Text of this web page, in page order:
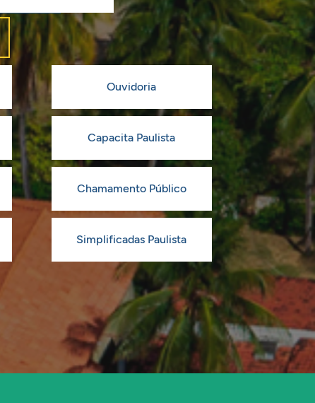
Ouvidoria
Capacita Paulista
Chamamento Público
Simplificadas Paulista